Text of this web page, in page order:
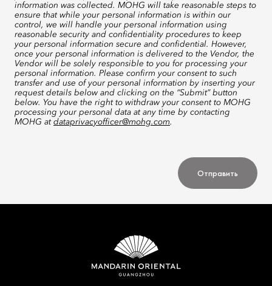
information was collected. MOHG will take reasonable steps to
ensure that while your personal information is within our
control, we will handle your personal information using
reasonable security and confidentiality procedures to keep
your personal information secure and confidential. However,
once your personal information is delivered to the Vendor, the
Vendor will be solely responsible to you for processing your
personal information. Please confirm your consent to such
transfer and use of your personal information by inserting your
request details below and clicking on the “Submit” button
below. You have the right to withdraw your consent to MOHG
processing your personal data at any time by contacting
MOHG at dataprivacyofficer@mohg.com.
Отправить